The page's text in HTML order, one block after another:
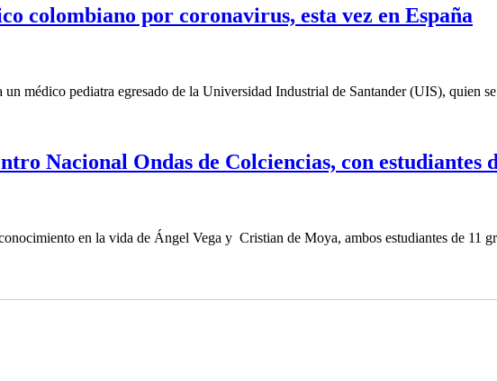
colombiano por coronavirus, esta vez en España
pediatra egresado de la Universidad Industrial de Santander (UIS), quien
Nacional Ondas de Colciencias, con estudiantes
en la vida de Ángel Vega y Cristian de Moya, ambos estudiantes de 11